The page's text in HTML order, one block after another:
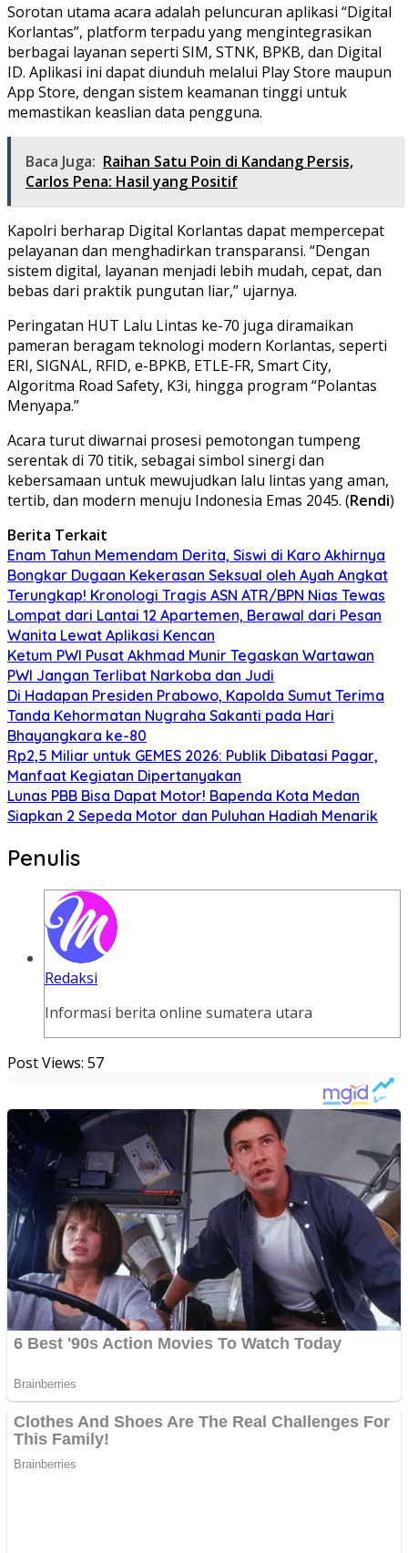
Sorotan utama acara adalah peluncuran aplikasi “Digital
Korlantas”, platform terpadu yang mengintegrasikan
berbagai layanan seperti SIM, STNK, BPKB, dan Digital
ID. Aplikasi ini dapat diunduh melalui Play Store maupun
App Store, dengan sistem keamanan tinggi untuk
memastikan keaslian data pengguna.
Baca Juga: Raihan Satu Poin di Kandang Persis,
Carlos Pena: Hasil yang Positif
Kapolri berharap Digital Korlantas dapat mempercepat
pelayanan dan menghadirkan transparansi. “Dengan
sistem digital, layanan menjadi lebih mudah, cepat, dan
bebas dari praktik pungutan liar,” ujarnya.
Peringatan HUT Lalu Lintas ke-70 juga diramaikan
pameran beragam teknologi modern Korlantas, seperti
ERI, SIGNAL, RFID, e-BPKB, ETLE-FR, Smart City,
Algoritma Road Safety, K3i, hingga program “Polantas
Menyapa.”
Acara turut diwarnai prosesi pemotongan tumpeng
serentak di 70 titik, sebagai simbol sinergi dan
kebersamaan untuk mewujudkan lalu lintas yang aman,
tertib, dan modern menuju Indonesia Emas 2045. (Rendi)
Berita Terkait
Enam Tahun Memendam Derita, Siswi di Karo Akhirnya
Bongkar Dugaan Kekerasan Seksual oleh Ayah Angkat
Terungkap! Kronologi Tragis ASN ATR/BPN Nias Tewas
Lompat dari Lantai 12 Apartemen, Berawal dari Pesan
Wanita Lewat Aplikasi Kencan
Ketum PWI Pusat Akhmad Munir Tegaskan Wartawan
PWI Jangan Terlibat Narkoba dan Judi
Di Hadapan Presiden Prabowo, Kapolda Sumut Terima
Tanda Kehormatan Nugraha Sakanti pada Hari
Bhayangkara ke-80
Rp2,5 Miliar untuk GEMES 2026: Publik Dibatasi Pagar,
Manfaat Kegiatan Dipertanyakan
Lunas PBB Bisa Dapat Motor! Bapenda Kota Medan
Siapkan 2 Sepeda Motor dan Puluhan Hadiah Menarik
Penulis
Redaksi
Informasi berita online sumatera utara
Post Views: 57